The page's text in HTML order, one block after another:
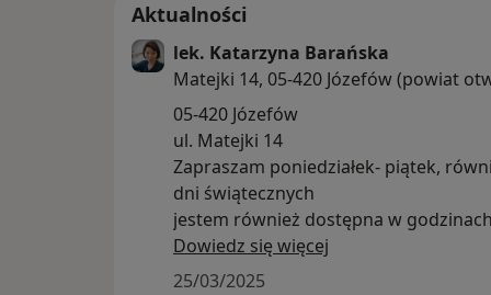
Aktualności
lek. Katarzyna Barańska
Matejki 14, 05-420 Józefów (powiat
05-420 Józefów
ul. Matejki 14
Zapraszam poniedziałek- piątek,
dni świątecznych
jestem również dostępna w
Świadczę wizyty domowe- w
się z Państwem przed wizytą w celu
Dowiedz się więcej
25/03/2025